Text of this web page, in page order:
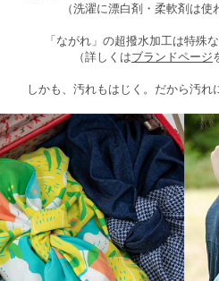
（洗濯に漂白剤・柔軟剤は使
「ながれ」の超撥水加工は特殊
（詳しくはブランドページ
しかも、汚れもはじく。だから汚れ